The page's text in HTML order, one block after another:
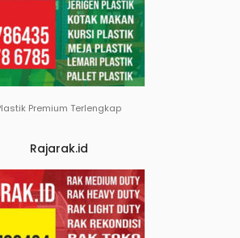
Premium Terlengkap
Rajarak.id